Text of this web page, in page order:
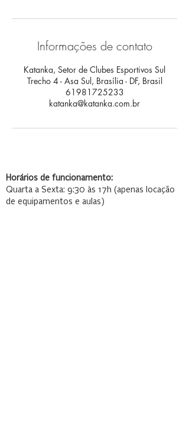
Informações de contato
Katanka, Setor de Clubes Esportivos Sul
Trecho 4 - Asa Sul, Brasília - DF, Brasil
61981725233
katanka@katanka.com.br
Horários de funcionamento:
Quarta a Sexta: 9:30 às 17h (apenas locação
de equipamentos e aulas)